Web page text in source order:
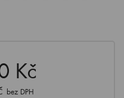
Kč
bez DPH